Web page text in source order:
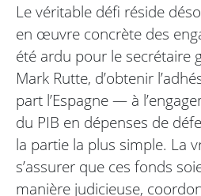
Le véritable défi réside
en œuvre concrète des
été ardu pour le secrétaire
Mark Rutte, d’obtenir
part l’Espagne — à
du PIB en dépenses de
la partie la plus simple. La
s’assurer que ces fonds
manière judicieuse,